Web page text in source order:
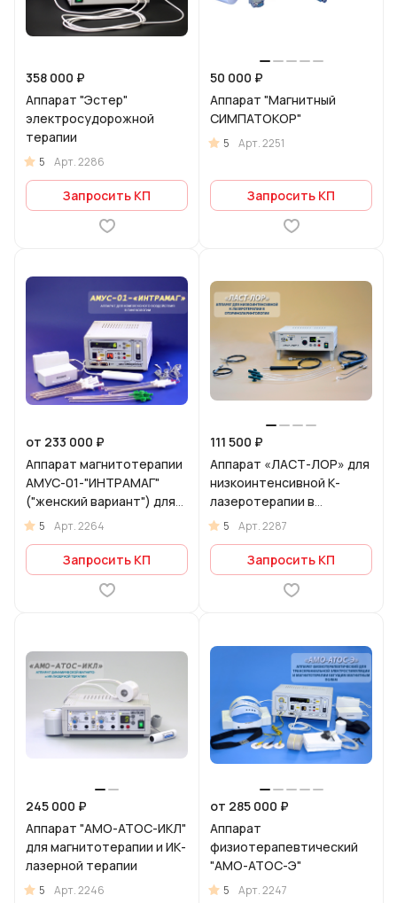
358 000 ₽
Аппарат "Эстер"
электросудорожной
терапии
5 Арт.2286
Запросить КП
50 000 ₽
Аппарат "Магнитный
СИМПАТОКОР"
5 Арт.2251
Запросить КП
от 233 000 ₽
Аппарат магнитотерапии
АМУС-01-"ИНТРАМАГ"
("женский вариант") для
комплексного
воздействия в
гинекологии
5 Арт.2264
Запросить КП
111 500 ₽
Аппарат «ЛАСТ-ЛОР» для
низкоинтенсивной К-
лазеротерапии в
оториноларингологии
5 Арт.2287
Запросить КП
245 000 ₽
Аппарат "АМО-АТОС-ИКЛ"
для магнитотерапии и ИК-
лазерной терапии
5 Арт.2246
от 285 000 ₽
Аппарат
физиотерапевтический
"АМО-АТОС-Э"
5 Арт.2247